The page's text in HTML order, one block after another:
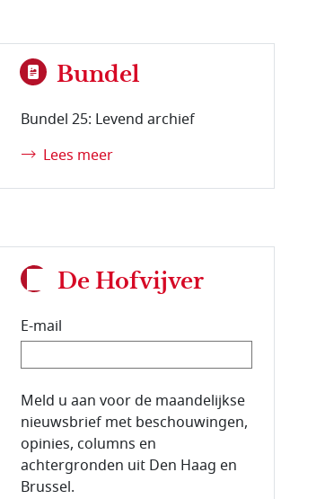
Bundel
Bundel 25: Levend archief
Lees meer
De Hofvijver
E-mail
E-mailadres van de abonnee.
Meld u aan voor de maandelijkse
nieuwsbrief met beschouwingen,
opinies, columns en
achtergronden uit Den Haag en
Brussel.